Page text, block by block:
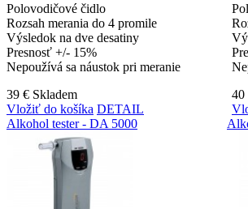
Polovodičové čidlo
Rozsah merania do 4 promile
Výsledok na dve desatiny
Presnosť +/- 15%
Nepoužívá sa náustok pri meranie
39 € Skladem
Vložiť do košíka DETAIL
40
Alkohol tester - DA 5000